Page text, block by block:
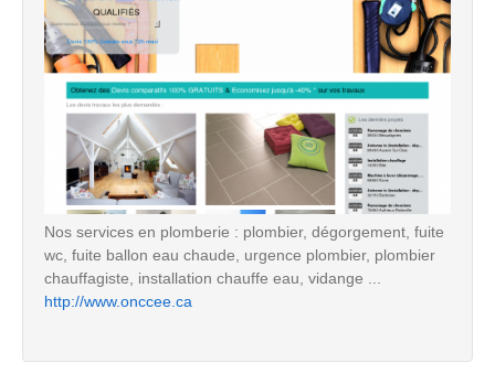
Nos services en plomberie : plombier, dégorgement, fuite
wc, fuite ballon eau chaude, urgence plombier, plombier
chauffagiste, installation chauffe eau, vidange ...
http://www.onccee.ca